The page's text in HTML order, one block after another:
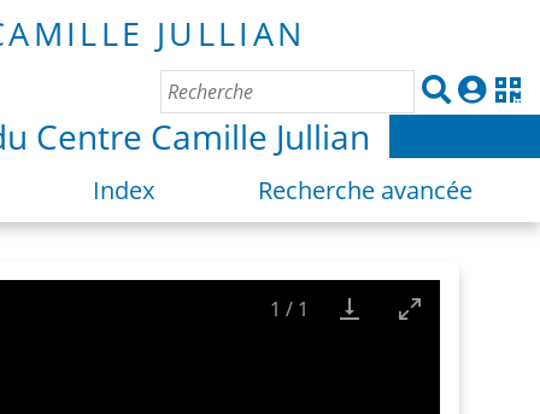
Centre Camille Jullian
Index Recherche avancée
1 / 1